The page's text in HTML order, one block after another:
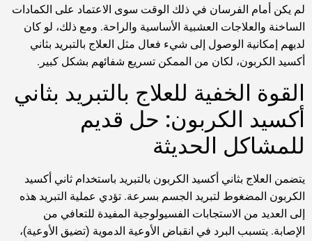
لم يكن أمام الفرسان في ذلك الوقت سوى الاعتماد على الكمادات
الساخنة والعلاجات العشبية الأساسية والراحة. ومع ذلك، لو كان
لديهم إمكانية الوصول إلى شيء فعال مثل العلاج بالتبريد بثاني
أكسيد الكربون، لكان من الممكن تسريع شفائهم بشكل كبير.
القوة الخفية للعلاج بالتبريد بثاني
أكسيد الكربون: حل قديم
للمشاكل الحديثة
يتضمن العلاج بثاني أكسيد الكربون بالتبريد باستخدام ثاني أكسيد
الكربون المضغوط لتبريد الجسم بسرعة. تؤدي عملية التبريد هذه
إلى العديد من الاستجابات الفسيولوجية المفيدة للتعافي من
الإصابة. يتسبب البرد في انقباض الأوعية الدموية (تضيق الأوعية)،